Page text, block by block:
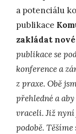
a potenciálu
publikace
zakládat
publikace se
konference a
z praxe. Obě
přehledné a
vraceli. Již
podobě. Těšíme